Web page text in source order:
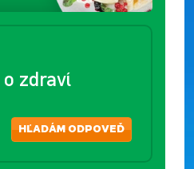
zdraví
HĽADÁM ODPOVEĎ